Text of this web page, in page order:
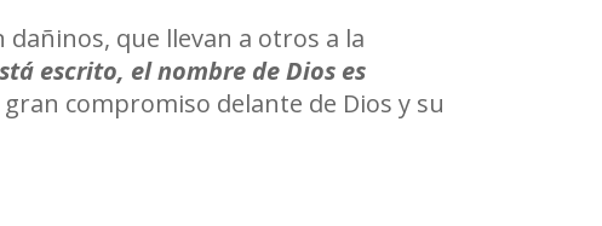
dañinos, que llevan a otros a la
escrito, el nombre de Dios es
compromiso delante de Dios y su